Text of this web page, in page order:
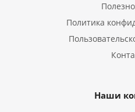
Политика
Наши